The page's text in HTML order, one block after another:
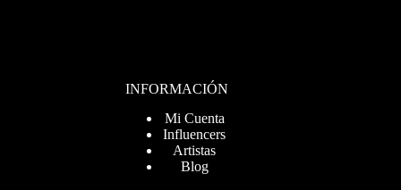
INFORMACIÓN
Mi Cuenta
Influencers
Artistas
Blog